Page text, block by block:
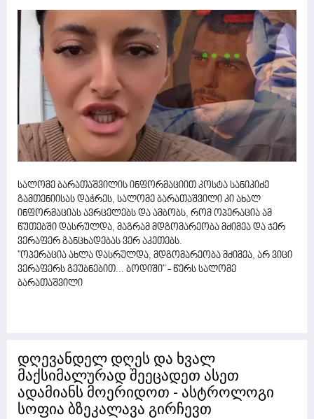
სალომე ბარათაშვილის ინფორმაციით კოსტა სანიკიძე
გამთენიისას დაჭრეს, სალომე ბარათაშვილი კი ახალ
ინფორმაციას ავრცელებს და ამბობს, რომ ოპერაცია ამ
წუთებში დასრულდა, მაგრამ მდგომარეობა მძიმეა და ჯერ
ვერაფერ განცხადებას ვერ აკეთებს.
"ოპერაცია ახლა დასრულდა, მდგომარეობა მძიმეა, არ ვიცი
ვერაფერს გეუბნებით... ბოდიში" - წერს სალომე
ბარათაშვილი
დღევანდელ დღეს და ხვალ
მაქსიმალურად შეეცადეთ ასეთ
ადამიანს მოერიდოთ - ასტროლოგი
სოფია ბზეკალავა გირჩევთ